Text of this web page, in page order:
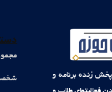
زنده برنامه و